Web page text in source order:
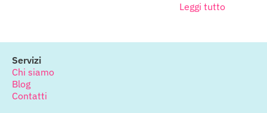
Leggi tutto
Servizi
Chi siamo
Blog
Contatti